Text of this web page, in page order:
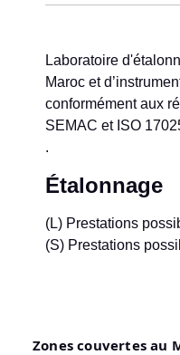
Laboratoire
Maroc et
conformément aux
SEMAC et ISO
.
Étalonnage
(L) Prestations
(S) Prestations
Zones couvertes au